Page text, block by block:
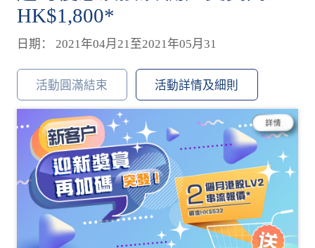
HK$1,800*
日期： 2021年04月21至2021年05月31
活動圓滿結束 活動詳情及細則